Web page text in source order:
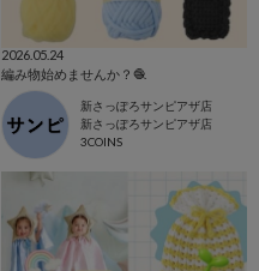
2026.05.24
編み物始めませんか？🧶
新さっぽろサンピアザ店
新さっぽろサンピアザ店
3COINS